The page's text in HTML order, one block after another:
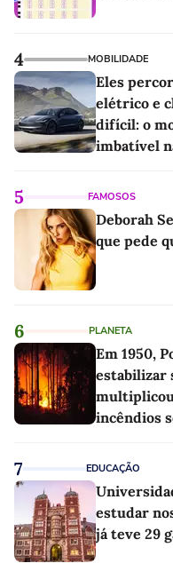
4 MOBILIDADE
Eles
elétrico e
difícil: o
imbatível
5 FAMOSOS
Deborah
que pede
6 PLANETA
Em 1950,
estabilizar
multiplicou
incêndios
7 EDUCAÇÃO
estudar
já teve 29